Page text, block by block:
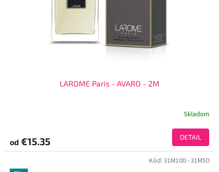
LAROME Paris - AVARO - 2M
Skladom
od €15.35 DETAIL
Kód: 31M100- 31M50